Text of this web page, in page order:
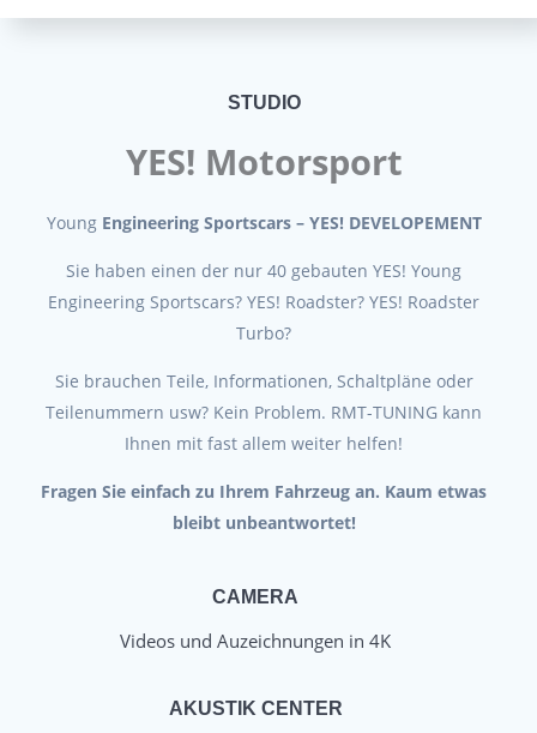
STUDIO
YES! Motorsport
YoungEngineering Sportscars – YES! DEVELOPEMENT
Sie haben einen der nur 40 gebauten YES! Young
Engineering Sportscars? YES! Roadster? YES! Roadster
Turbo?
Sie brauchen Teile, Informationen, Schaltpläne oder
Teilenummern usw? Kein Problem. RMT-TUNING kann
Ihnen mit fast allem weiter helfen!
Fragen Sie einfach zu Ihrem Fahrzeug an. Kaum etwas
bleibt unbeantwortet!
CAMERA
Videos und Auzeichnungen in 4K
AKUSTIK CENTER